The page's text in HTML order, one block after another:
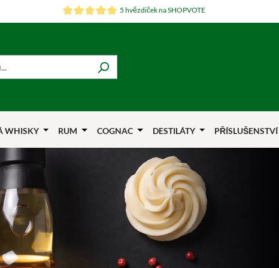
5 hvězdiček na SHOPVOTE
WHISKY RUM COGNAC DESTILÁTY PŘÍSLUŠENSTVÍ